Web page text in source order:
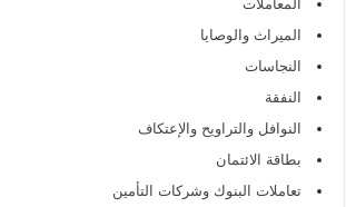
المعاملات
الميراث والوصايا
النجاسات
النفقة
النوافل والتراويح والإعتكاف
بطاقة الائتمان
تعاملات البنوك وشركات التأمين